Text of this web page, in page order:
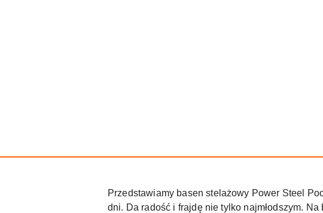
Przedstawiamy basen stelażowy Power Steel
dni. Da radość i frajdę nie tylko najmłodszym.